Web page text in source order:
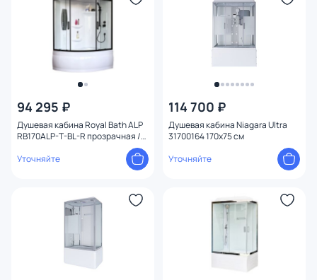
94 295 ₽
Душевая кабина Royal Bath ALP
RB170ALP-T-BL-R прозрачная /
Уточняйте
114 700 ₽
Душевая кабина Niagara Ultra
31700164 170x75 см
Уточняйте